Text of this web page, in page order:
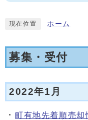
現在位置 ホーム
募集・受付
2022年1月
町有地先着順売却